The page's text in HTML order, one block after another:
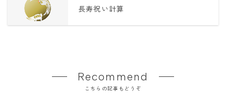
長寿祝い計算
Recommend
こちらの記事もどうぞ